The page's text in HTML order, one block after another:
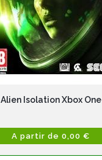
Alien Isolation Xbox One
A partir de 0,00 €